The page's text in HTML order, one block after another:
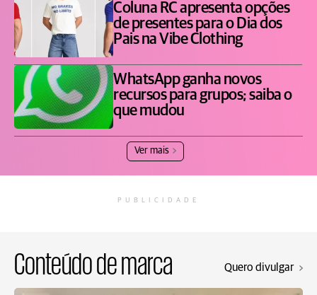
Coluna RC apresenta opções
de presentes para o Dia dos
Pais na Vibe Clothing
WhatsApp ganha novos
recursos para grupos; saiba o
que mudou
Ver mais
PUBLICIDADE
Conteúdo de marca Quero divulgar